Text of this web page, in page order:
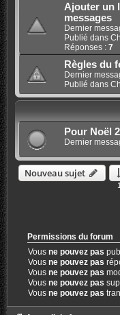
Ajouter un
messages
Dernier
Publié dans
Réponses : 7
Règles du
Dernier
Publié dans
Pour Noël
Dernier
Nouveau sujet
Permissions du forum
Vousne pouvez pas
Vousne pouvez pas
Vousne pouvez pas
Vousne pouvez pas
Vousne pouvez pas